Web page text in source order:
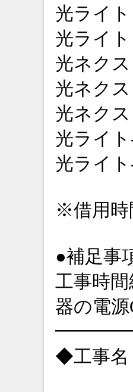
光ライト
光ライト
光ネク
光ネク
光ネク
光ライ
光ライ
※借用時
●補足事
工事時
器の電
◆工事名